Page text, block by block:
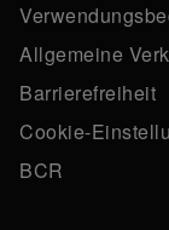
Allgemeine
Barrierefreiheit
Cookie-
BCR